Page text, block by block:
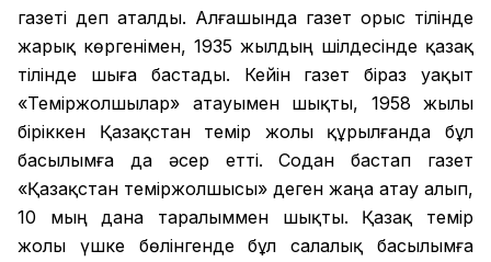
газеті деп аталды. Алғашында газет орыс тілінде
жарық көргенімен, 1935 жылдың шілдесінде қазақ
тілінде шыға бастады. Кейін газет біраз уақыт
«Теміржолшылар» атауымен шықты, 1958 жылы
біріккен Қазақстан темір жолы құрылғанда бұл
басылымға да әсер етті. Содан бастап газет
«Қазақстан теміржолшысы» деген жаңа атау алып,
10 мың дана таралыммен шықты. Қазақ темір
жолы үшке бөлінгенде бұл салалық басылымға